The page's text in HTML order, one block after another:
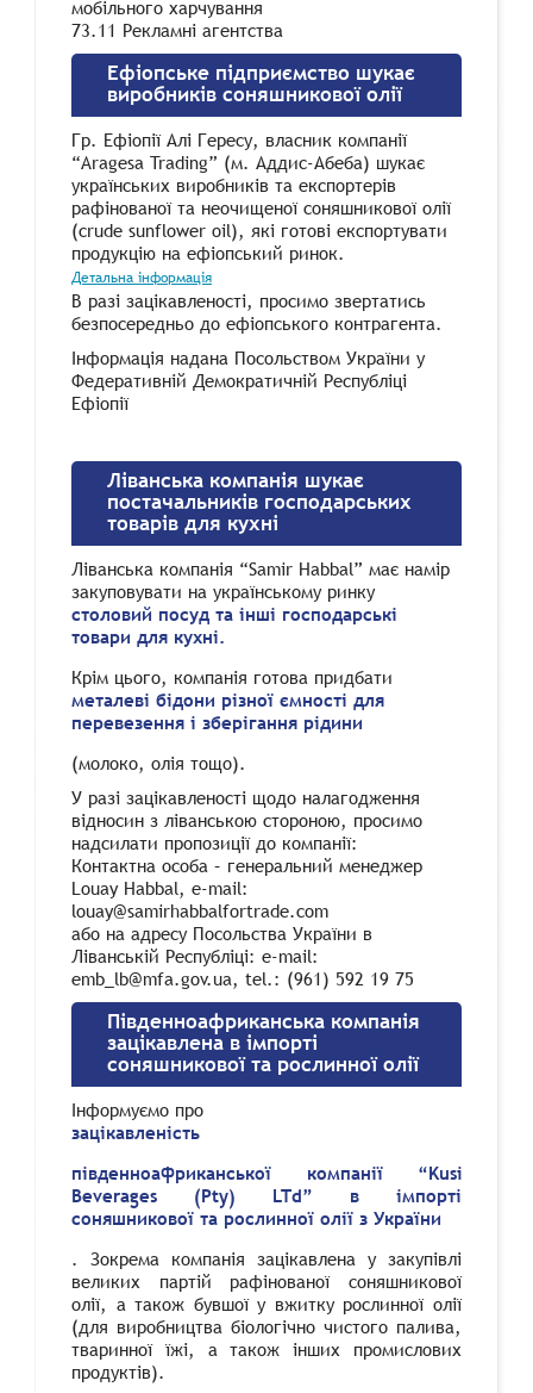
мобільного харчування
73.11 Рекламні агентства
Ефіопське підприємство шукає
виробників соняшникової олії
Гр. Ефіопії Алі Гересу, власник компанії
“Aragesa Trading” (м. Аддис-Абеба) шукає
українських виробників та експортерів
рафінованої та неочищеної соняшникової олії
(crude sunflower oil), які готові експортувати
продукцію на ефіопський ринок.
Детальна інформація
В разі зацікавленості, просимо звертатись
безпосередньо до ефіопського контрагента.
Інформація надана Посольством України у
Федеративній Демократичній Республіці
Ефіопії
Ліванська компанія шукає
постачальників господарських
товарів для кухні
Ліванська компанія “Samir Habbal” має намір
закуповувати на українському ринку
столовий посуд та інші господарські
товари для кухні.
Крім цього, компанія готова придбати
металеві бідони різної ємності для
перевезення і зберігання рідини
(молоко, олія тощо).
У разі зацікавленості щодо налагодження
відносин з ліванською стороною, просимо
надсилати пропозиції до компанії:
Контактна особа – генеральний менеджер
Louay Habbal, e-mail:
louay@samirhabbalfortrade.com
або на адресу Посольства України в
Ліванській Республіці: e-mail:
emb_lb@mfa.gov.ua, tel.: (961) 592 19 75
Південноафриканська компанія
зацікавлена в імпорті
соняшникової та рослинної олії
Інформуємо про
зацікавленість
південноафриканської компанії “Kusi
Beverages (Pty) LTd” в імпорті
соняшникової та рослинної олії з України
. Зокрема компанія зацікавлена у закупівлі
великих партій рафінованої соняшникової
олії, а також бувшої у вжитку рослинної олії
(для виробництва біологічно чистого палива,
тваринної їжі, а також інших промислових
продуктів).